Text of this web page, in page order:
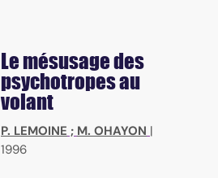
Le mésusage des
psychotropes au
volant
P. LEMOINE ; M. OHAYON |
1996